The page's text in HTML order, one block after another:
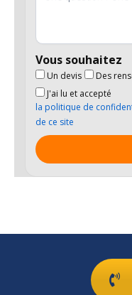
Vous souhaitez
Un devis Des
J'ai lu et accepté
la politique de
de ce site